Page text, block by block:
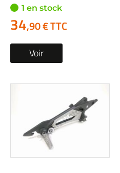
1 en stock
34,90 € TTC
Voir